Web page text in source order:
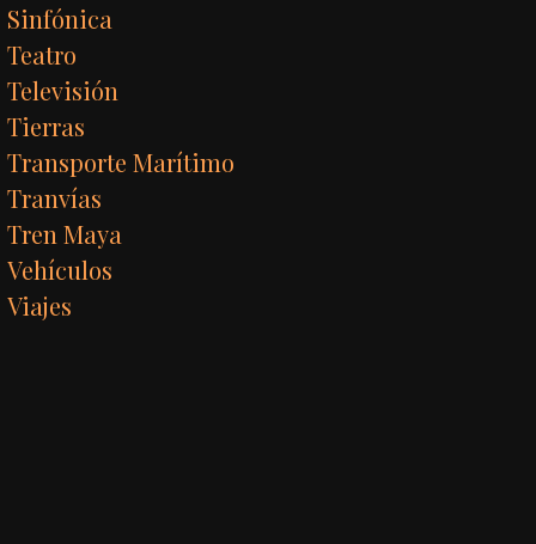
Sinfónica
Teatro
Televisión
Tierras
Transporte Marítimo
Tranvías
Tren Maya
Vehículos
Viajes